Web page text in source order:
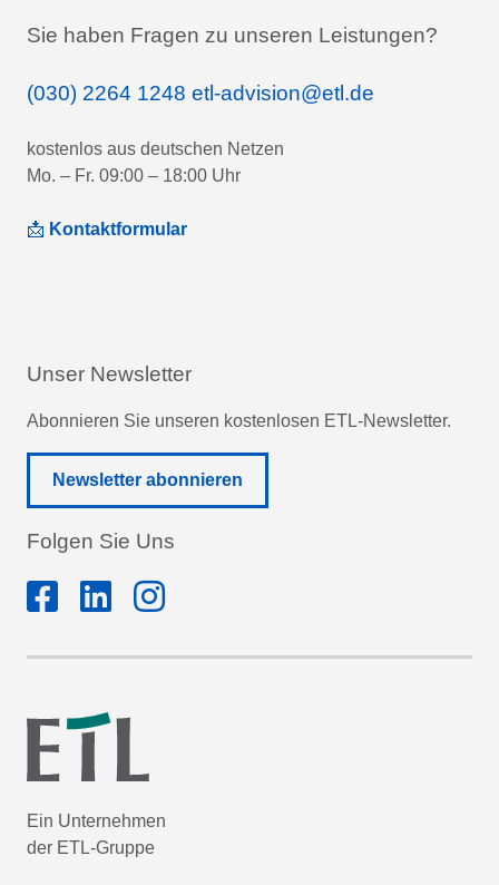
Sie haben Fragen zu unseren Leistungen?
(030) 2264 1248 etl-advision@etl.de
kostenlos aus deutschen Netzen
Mo. – Fr. 09:00 – 18:00 Uhr
📩 Kontaktformular
Unser Newsletter
Abonnieren Sie unseren kostenlosen ETL-Newsletter.
Newsletter abonnieren
Folgen Sie Uns
Ein Unternehmen
der ETL-Gruppe